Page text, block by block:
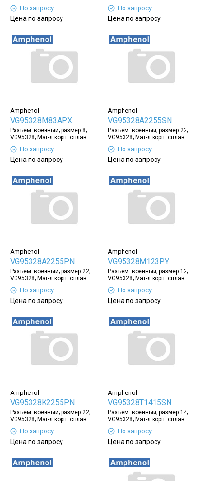
По запросу
Цена по запросу
По запросу
Цена по запросу
Amphenol
VG95328M83APX
Разъем: военный; размер 8;
VG95328; Мат-л корп: сплав
По запросу
Цена по запросу
Amphenol
VG95328A2255SN
Разъем: военный; размер 22;
VG95328; Мат-л корп: сплав
По запросу
Цена по запросу
Amphenol
VG95328A2255PN
Разъем: военный; размер 22;
VG95328; Мат-л корп: сплав
По запросу
Цена по запросу
Amphenol
VG95328M123PY
Разъем: военный; размер 12;
VG95328; Мат-л корп: сплав
По запросу
Цена по запросу
Amphenol
VG95328K2255PN
Разъем: военный; размер 22;
VG95328; Мат-л корп: сплав
По запросу
Цена по запросу
Amphenol
VG95328T1415SN
Разъем: военный; размер 14;
VG95328; Мат-л корп: сплав
По запросу
Цена по запросу